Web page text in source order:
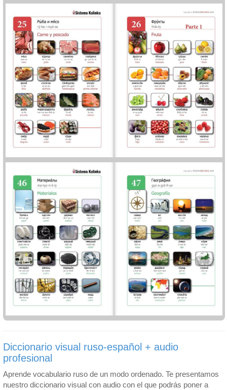
Diccionario visual ruso-español + audio
profesional
Aprende vocabulario ruso de un modo ordenado. Te presentamos
nuestro diccionario visual con audio con el que podrás poner a